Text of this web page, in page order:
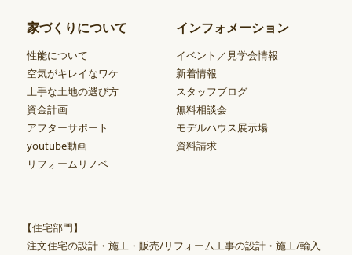
家づくりについて
性能について
空気がキレイなワケ
上手な土地の選び方
資金計画
アフターサポート
youtube動画
リフォームリノベ
インフォメーション
イベント／見学会情報
新着情報
スタッフブログ
無料相談会
モデルハウス展示場
資料請求
【住宅部門】
注文住宅の設計・施工・販売/リフォーム工事の設計・施工/輸入